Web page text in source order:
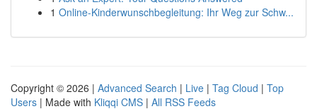
1 Online-Kinderwunschbegleitung: Ihr Weg zur Schw...
Copyright © 2026 | Advanced Search | Live | Tag Cloud | Top
Users | Made with Kliqqi CMS | All RSS Feeds